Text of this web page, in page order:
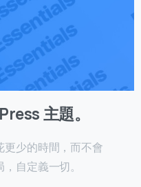
主題。
更少的時間，而不會
自定義一切。